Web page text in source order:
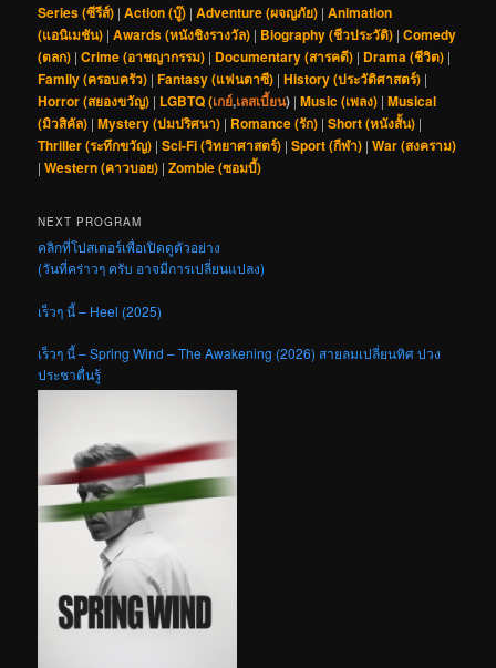
Series (ซีรีส์) |Action (บู๊) |Adventure (ผจญภัย) |Animation
(แอนิเมชัน) |Awards (หนังชิงรางวัล) | Biography (ชีวประวัติ) |Comedy
(ตลก) |Crime (อาชญากรรม) | Documentary (สารคดี) | Drama (ชีวิต) |
Family (ครอบครัว) |Fantasy (แฟนตาซี) |History (ประวัติศาสตร์) |
Horror (สยองขวัญ) | LGBTQ (เกย์,เลสเบี้ยน) |Music (เพลง) |Musical
(มิวสิคัล) |Mystery (ปมปริศนา) | Romance (รัก) |Short (หนังสั้น) |
Thriller (ระทึกขวัญ) |Sci-Fi (วิทยาศาสตร์) |Sport (กีฬา) |War (สงคราม)
|Western (คาวบอย) |Zombie (ซอมบี้)
NEXT PROGRAM
คลิกที่โปสเตอร์เพื่อเปิดดูตัวอย่าง
(วันที่คร่าวๆ ครับ อาจมีการเปลี่ยนแปลง)
เร็วๆ นี้ – Heel (2025)
เร็วๆ นี้ – Spring Wind – The Awakening (2026) สายลมเปลี่ยนทิศ ปวง
ประชาตื่นรู้